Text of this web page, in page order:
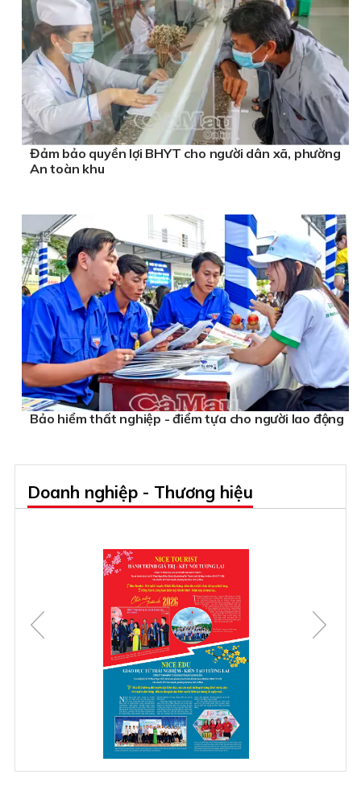
Đảm bảo quyền lợi BHYT cho người dân xã, phường
An toàn khu
Bảo hiểm thất nghiệp - điểm tựa cho người lao động
Doanh nghiệp - Thương hiệu